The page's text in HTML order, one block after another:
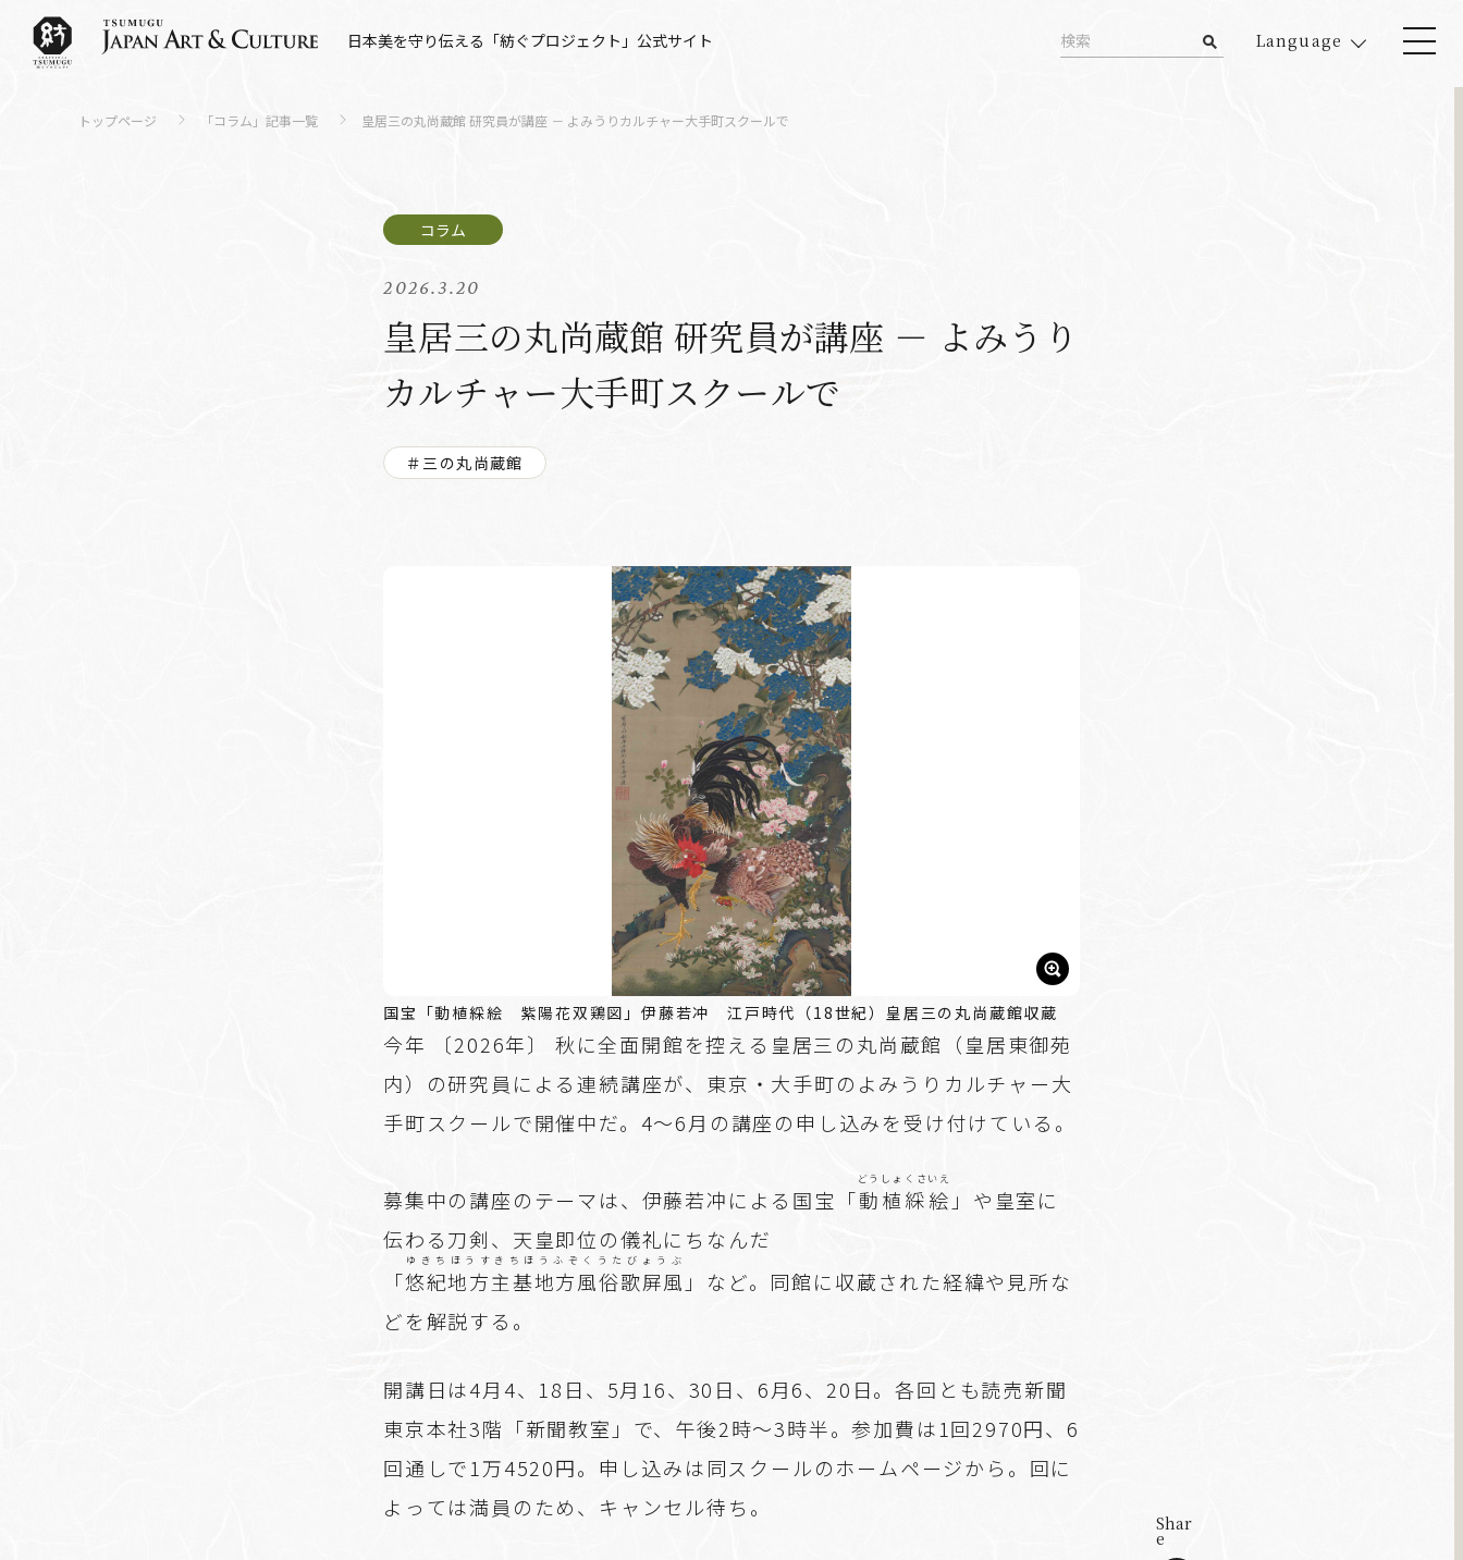
日本美を守り伝える「紡ぐプロジェクト」公式サイト Language
トップページ 「コラム」記事一覧 皇居三の丸尚蔵館 研究員が講座 － よみうりカルチャー大手町スクールで
2026.3.20
皇居三の丸尚蔵館 研究員が講座 － よみうり
カルチャー大手町スクールで
＃三の丸尚蔵館
国宝「動植綵絵 紫陽花双鶏図」伊藤若冲 江戸時代（18世紀）皇居三の丸尚蔵館収蔵
今年 〔2026年〕 秋に全面開館を控える皇居三の丸尚蔵館（皇居東御苑
内）の研究員による連続講座が、東京・大手町のよみうりカルチャー大
手町スクールで開催中だ。4～6月の講座の申し込みを受け付けている。
募集中の講座のテーマは、伊藤若冲による国宝「動植綵絵
どうしょくさいえ
」や皇室に
伝わる刀剣、天皇即位の儀礼にちなんだ
「悠紀地方主基地方風俗歌屏風
ゆきちほうすきちほうふぞくうたびょうぶ
」など。同館に収蔵された経緯や見所な
どを解説する。
開講日は4月4、18日、5月16、30日、6月6、20日。各回とも読売新聞
東京本社3階「新聞教室」で、午後2時～3時半。参加費は1回2970円、6
回通しで1万4520円。申し込みは同スクールのホームページから。回に
よっては満員のため、キャンセル待ち。
Shar
e